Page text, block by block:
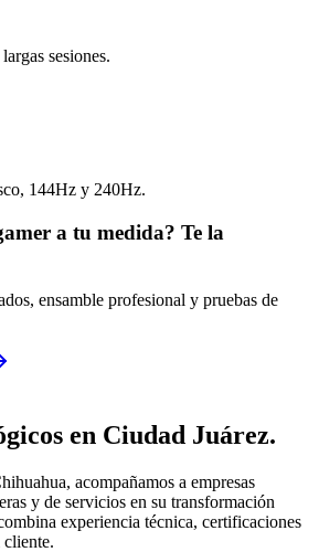
sesiones.
144Hz y 240Hz.
a tu medida? Te la
ensamble profesional y pruebas de
en Ciudad Juárez.
acompañamos a empresas
y de servicios en su transformación
experiencia técnica, certificaciones